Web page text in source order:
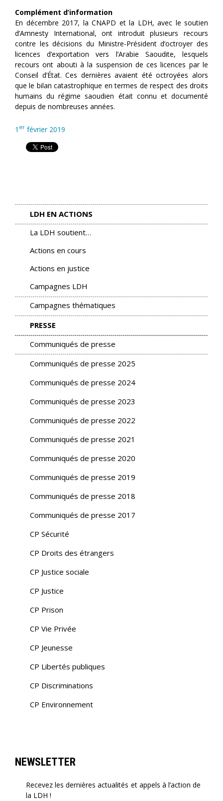
Complément d’information
En décembre 2017, la CNAPD et la LDH, avec le soutien
d’Amnesty International, ont introduit plusieurs recours
contre les décisions du Ministre-Président d’octroyer des
licences d’exportation vers l’Arabie Saoudite, lesquels
recours ont abouti à la suspension de ces licences par le
Conseil d’État. Ces dernières avaient été octroyées alors
que le bilan catastrophique en termes de respect des droits
humains du régime saoudien était connu et documenté
depuis de nombreuses années.
1 er février 2019
LDH EN ACTIONS
La LDH soutient…
Actions en cours
Actions en justice
Campagnes LDH
Campagnes thématiques
PRESSE
Communiqués de presse
Communiqués de presse 2025
Communiqués de presse 2024
Communiqués de presse 2023
Communiqués de presse 2022
Communiqués de presse 2021
Communiqués de presse 2020
Communiqués de presse 2019
Communiqués de presse 2018
Communiqués de presse 2017
CP Sécurité
CP Droits des étrangers
CP Justice sociale
CP Justice
CP Prison
CP Vie Privée
CP Jeunesse
CP Libertés publiques
CP Discriminations
CP Environnement
NEWSLETTER
Recevez les dernières actualités et appels à l’action de
la LDH !